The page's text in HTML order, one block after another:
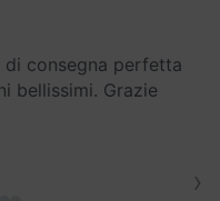
consegna perfetta
bellissimi. Grazie
›